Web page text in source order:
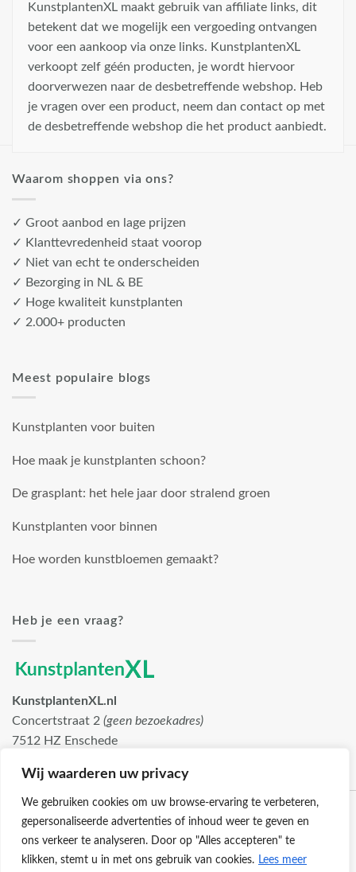
Wij waarderen uw privacy
We gebruiken cookies om uw browse-ervaring te verbeteren,
gepersonaliseerde advertenties of inhoud weer te geven en
ons verkeer te analyseren. Door op "Alles accepteren" te
klikken, stemt u in met ons gebruik van cookies. Lees meer
KunstplantenXL maakt gebruik van affiliate links, dit
betekent dat we mogelijk een vergoeding ontvangen
voor een aankoop via onze links. KunstplantenXL
verkoopt zelf géén producten, je wordt hiervoor
doorverwezen naar de desbetreffende webshop. Heb
je vragen over een product, neem dan contact op met
de desbetreffende webshop die het product aanbiedt.
Waarom shoppen via ons?
✓ Groot aanbod en lage prijzen
✓ Klanttevredenheid staat voorop
✓ Niet van echt te onderscheiden
✓ Bezorging in NL & BE
✓ Hoge kwaliteit kunstplanten
✓ 2.000+ producten
Meest populaire blogs
Kunstplanten voor buiten
Hoe maak je kunstplanten schoon?
De grasplant: het hele jaar door stralend groen
Kunstplanten voor binnen
Hoe worden kunstbloemen gemaakt?
Heb je een vraag?
KunstplantenXL.nl
Concertstraat 2 (geen bezoekadres)
7512 HZ Enschede